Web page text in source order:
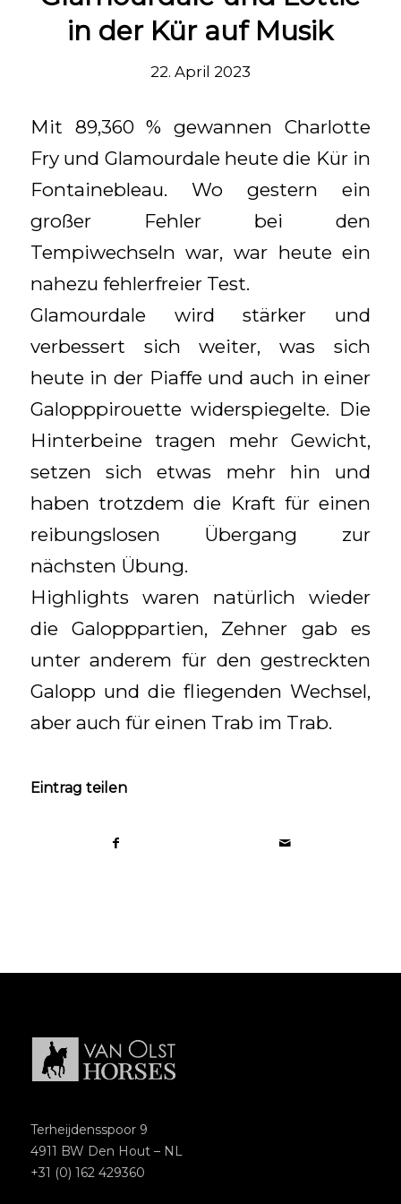
in der Kür auf Musik
22. April 2023
Mit 89,360 % gewannen Charlotte
Fry und Glamourdale heute die Kür in
Fontainebleau. Wo gestern ein
großer Fehler bei den
Tempiwechseln war, war heute ein
nahezu fehlerfreier Test.
Glamourdale wird stärker und
verbessert sich weiter, was sich
heute in der Piaffe und auch in einer
Galopppirouette widerspiegelte. Die
Hinterbeine tragen mehr Gewicht,
setzen sich etwas mehr hin und
haben trotzdem die Kraft für einen
reibungslosen Übergang zur
nächsten Übung.
Highlights waren natürlich wieder
die Galopppartien, Zehner gab es
unter anderem für den gestreckten
Galopp und die fliegenden Wechsel,
aber auch für einen Trab im Trab.
Eintrag teilen
Terheijdensspoor 9
4911 BW Den Hout – NL
+31 (0) 162 429360